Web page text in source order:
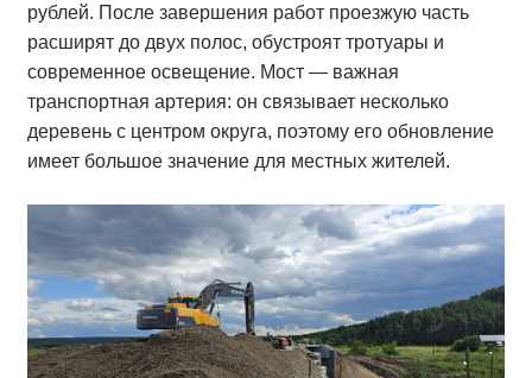
рублей. После завершения работ проезжую часть
расширят до двух полос, обустроят тротуары и
современное освещение. Мост — важная
транспортная артерия: он связывает несколько
деревень с центром округа, поэтому его обновление
имеет большое значение для местных жителей.